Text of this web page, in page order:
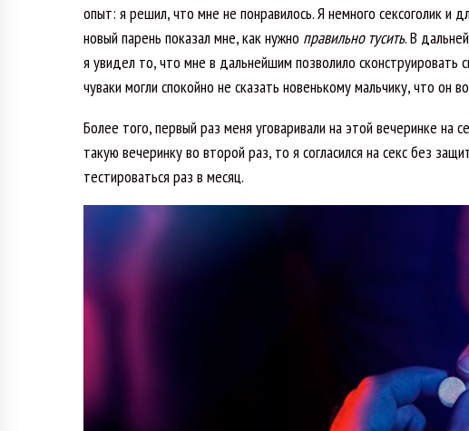
опыт: я решил, что мне не понравилось. Я немного сексоголик и
новый парень показал мне, как нужно правильно тусить. В
я увидел то, что мне в дальнейшим позволило
чуваки могли спокойно не сказать новенькому мальчику, что
Более того, первый раз меня уговаривали на этой вечеринке на
такую вечеринку во второй раз, то я согласился на секс без
тестироваться раз в месяц.